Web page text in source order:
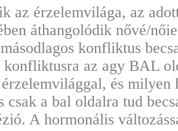
az érzelemvilága, az
áthangolódik nővé/
konfliktus
az agy BAL
és milyen
csak a bal oldalra tud
A hormonális